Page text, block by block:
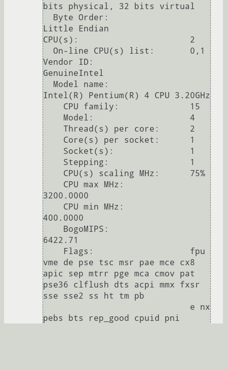
bits physical, 32 bits virtual
Little Endian
CPU(s):                      2
Vendor ID:
GenuineIntel
Intel(R) Pentium(R) 4 CPU 3.20GHz
3200.0000
400.0000
6422.71
vme de pse tsc msr pae mce cx8
apic sep mtrr pge mca cmov pat
pse36 clflush dts acpi mmx fxsr
sse sse2 ss ht tm pb
pebs bts rep_good cpuid pni